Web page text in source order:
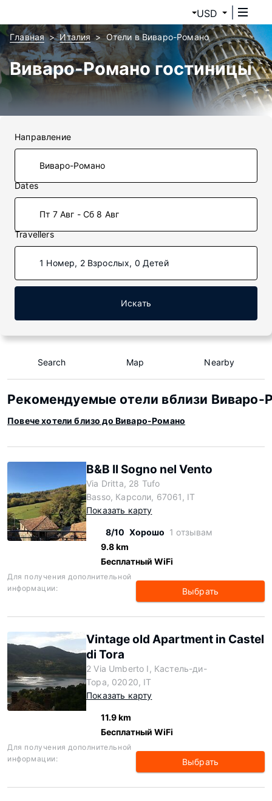
USD
Главная Италия Отели в Виваро-Романо
Виваро-Романо гостиницы
Направление
Dates
Пт 7 Авг - Сб 8 Авг
Travellers
1 Номер, 2 Взрослых, 0 Детей
Искать
Search Map Nearby
Рекомендуемые отели вблизи Виваро-
Повече хотели близо до Виваро-Романо
B&B Il Sogno nel Vento
Via Dritta, 28 Tufo
Basso, Карсоли, 67061, IT
Показать карту
8/10 Хорошо 1 отзывам
9.8 km
Бесплатный WiFi
Для получения дополнительной
информации:
Выбрать
Vintage old Apartment in Castel
di Tora
2 Via Umberto I, Кастель-ди-
Тора, 02020, IT
Показать карту
11.9 km
Бесплатный WiFi
Для получения дополнительной
информации:
Выбрать